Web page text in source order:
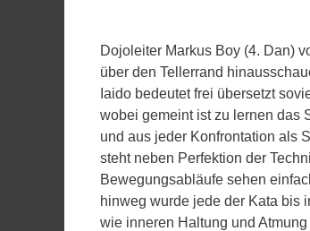
Dojoleiter Markus Boy (4. Dan)
über den Tellerrand
Iaido bedeutet frei übersetzt
wobei gemeint ist zu lernen das
und aus jeder Konfrontation als
steht neben Perfektion der
Bewegungsabläufe sehen
hinweg wurde jede der Kata bis
wie inneren Haltung und